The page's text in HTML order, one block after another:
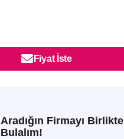
Fiyat İste
Aradığın Firmayı Birlikte
Bulalım!